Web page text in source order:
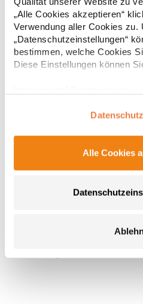
„Alle Cookies akzeptieren“
Verwendung aller Cookies zu.
„Datenschutzeinstellungen“
bestimmen, welche Cookies
Diese Einstellungen können
Alle Cookies
Baumwolle
AT381 Atlantis Teide Sun
Dry-Tech-Schweißband Textil zu Textil
Produktsicherheit: